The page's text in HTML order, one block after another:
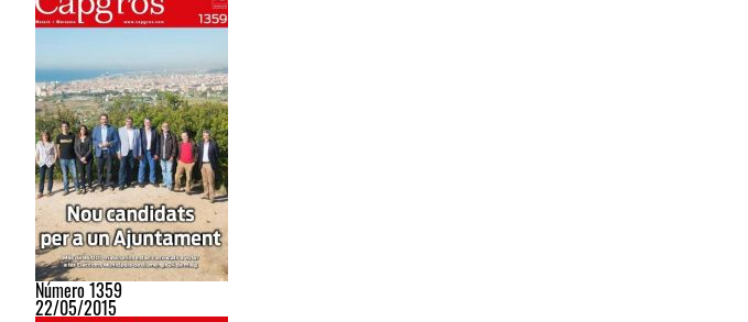
Número 1359
22/05/2015